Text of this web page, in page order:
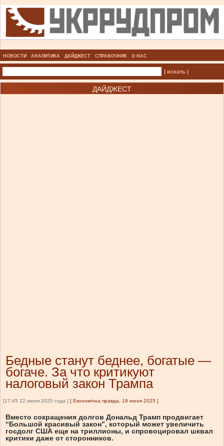
НОВОСТИ АНАЛИТИКА ДАЙДЖЕСТ СПРАВОЧНИК О НАС
| искать |
ДАЙДЖЕСТ
Бедные станут беднее, богатые —
богаче. За что критикуют
налоговый закон Трампа
[17:45 22 июня 2025 года ] [ Економічна правда, 19 июня 2025 ]
Вместо сокращения долгов Дональд Трамп продвигает
“Большой красивый закон”, который может увеличить
госдолг США еще на триллионы, и спровоцировал шквал
критики даже от сторонников.